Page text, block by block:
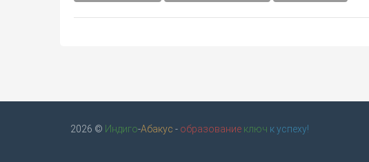
2026 © Индиго-Абакус - образование ключ к успеху!